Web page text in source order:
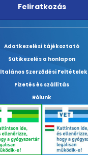
Feliratkozás
Adatkezelési tájékoztató
Sütikezelés a honlapon
Szerződési Feltételek
Fizetés és szállítás
Rólunk